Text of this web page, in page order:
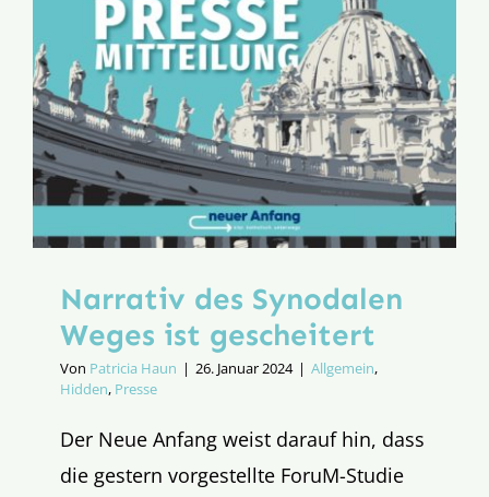
Narrativ des Synodalen
Weges ist gescheitert
Von Patricia Haun | 26. Januar 2024 | Allgemein,
Hidden, Presse
Der Neue Anfang weist darauf hin, dass
die gestern vorgestellte ForuM-Studie